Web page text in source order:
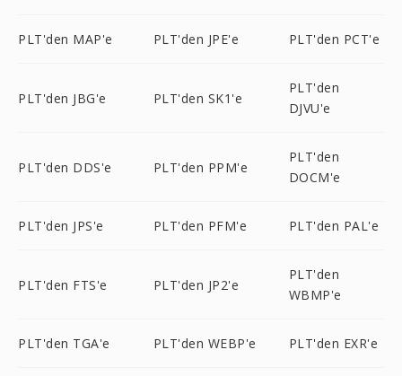
PLT'den MAP'e PLT'den JPE'e PLT'den PCT'e
PLT'den JBG'e PLT'den SK1'e
PLT'den
DJVU'e
PLT'den DDS'e PLT'den PPM'e
PLT'den
DOCM'e
PLT'den JPS'e PLT'den PFM'e PLT'den PAL'e
PLT'den FTS'e PLT'den JP2'e
PLT'den
WBMP'e
PLT'den TGA'e PLT'den WEBP'e PLT'den EXR'e